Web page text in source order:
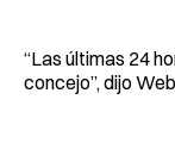
“Las últimas 24
concejo”, dijo